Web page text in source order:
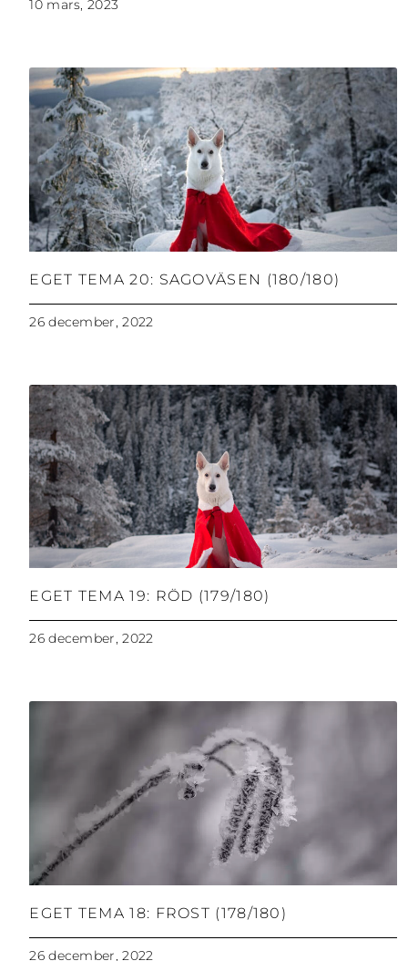
10 mars, 2023
EGET TEMA 20: SAGOVÄSEN (180/180)
26 december, 2022
EGET TEMA 19: RÖD (179/180)
26 december, 2022
EGET TEMA 18: FROST (178/180)
26 december, 2022